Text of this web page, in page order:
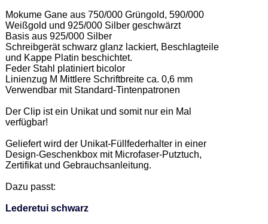
Mokume Gane aus 750/000 Grüngold, 590/000
Weißgold und 925/000 Silber geschwärzt
Basis aus 925/000 Silber
Schreibgerät schwarz glanz lackiert, Beschlagteile
und Kappe Platin beschichtet.
Feder Stahl platiniert bicolor
Linienzug M Mittlere Schriftbreite ca. 0,6 mm
Verwendbar mit Standard-Tintenpatronen
Der Clip ist ein Unikat und somit nur ein Mal
verfügbar!
Geliefert wird der Unikat-Füllfederhalter in einer
Design-Geschenkbox mit Microfaser-Putztuch,
Zertifikat und Gebrauchsanleitung.
Dazu passt:
Lederetui schwarz